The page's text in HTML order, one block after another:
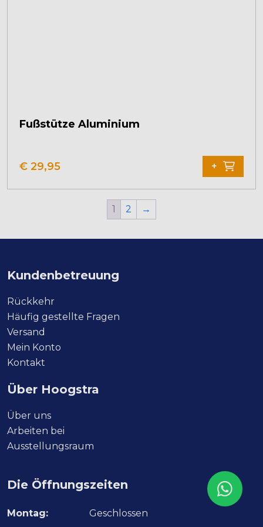
Fußstütze Aluminium
€ 29,95 +
1 2 →
Kundenbetreuung
Rückkehr
Häufig gestellte Fragen
Versand
Mein Konto
Kontakt
Über Hoogstra
Über uns
Arbeiten bei
Ausstellungsraum
Die Öffnungszeiten
Montag: Geschlossen